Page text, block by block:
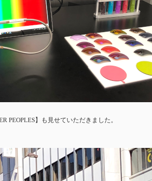
PEOPLES】も見せていただきました。